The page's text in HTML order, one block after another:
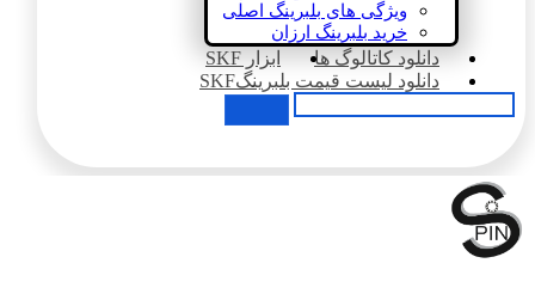
ویژگی های بلبرینگ اصلی
خرید بلبرینگ ارزان
دانلود کاتالوگ ها
ابزار SKF
دانلود لیست قیمت بلبرینگSKF